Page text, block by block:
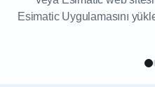
Esimatic Uygulamasını